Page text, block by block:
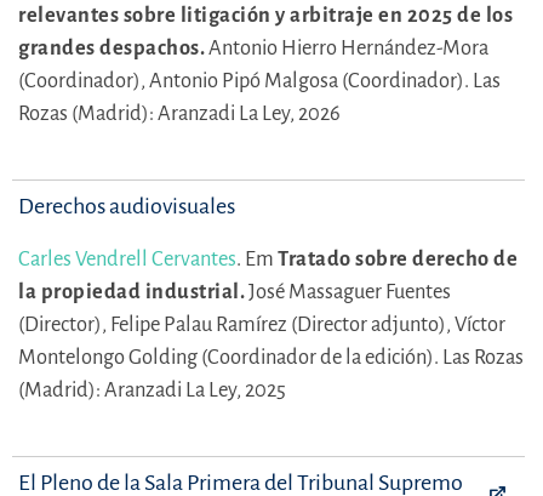
relevantes sobre litigación y arbitraje en 2025 de los
grandes despachos.Antonio Hierro Hernández-Mora
(Coordinador), Antonio Pipó Malgosa (Coordinador). Las
Rozas (Madrid): Aranzadi La Ley, 2026
Derechos audiovisuales
Carles Vendrell Cervantes. Em Tratado sobre derecho de
la propiedad industrial.José Massaguer Fuentes
(Director), Felipe Palau Ramírez (Director adjunto), Víctor
Montelongo Golding (Coordinador de la edición). Las Rozas
(Madrid): Aranzadi La Ley, 2025
El Pleno de la Sala Primera del Tribunal Supremo